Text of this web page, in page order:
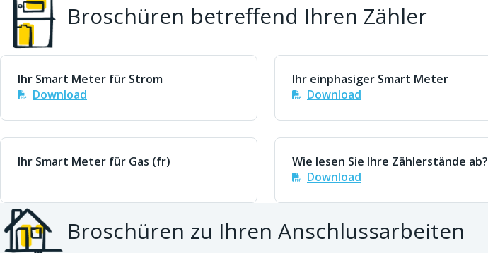
Broschüren betreffend Ihren Zähler
Ihr Smart Meter für Strom
Download
Ihr einphasiger Smart Meter
Download
Ihr Smart Meter für Gas (fr)
Wie lesen Sie Ihre Zählerstände ab?
Download
Broschüren zu Ihren Anschlussarbeiten